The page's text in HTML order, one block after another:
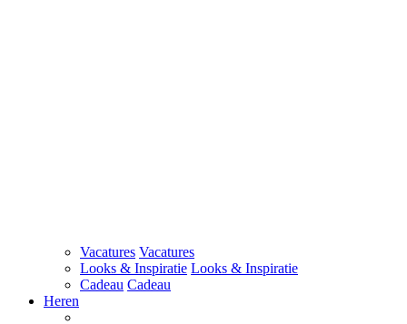
Vacatures Vacatures
Looks & Inspiratie Looks & Inspiratie
Cadeau Cadeau
Heren